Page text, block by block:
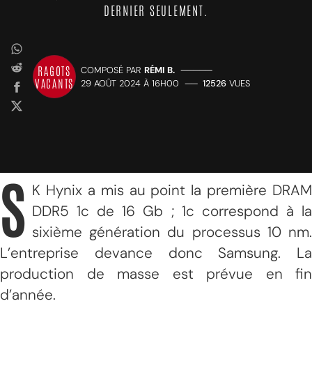
DERNIER SEULEMENT.
RAGOTS
VACANTS
COMPOSÉ PAR RÉMI B. —————
29 AOÛT 2024 À 16H00 —— 12526 VUES
S K Hynix a mis au point la première DRAM
DDR5 1c de 16 Gb ; 1c correspond à la
sixième génération du processus 10 nm.
L’entreprise devance donc Samsung. La
production de masse est prévue en fin
d’année.